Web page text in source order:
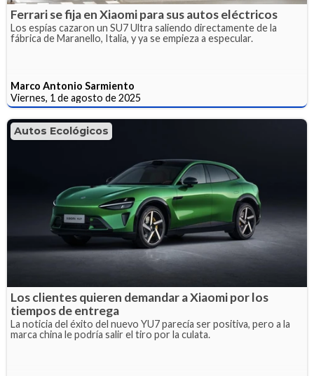
Ferrari se fija en Xiaomi para sus autos eléctricos
Los espías cazaron un SU7 Ultra saliendo directamente de la
fábrica de Maranello, Italia, y ya se empieza a especular.
Marco Antonio Sarmiento
Viernes, 1 de agosto de 2025
Autos Ecológicos
Los clientes quieren demandar a Xiaomi por los
tiempos de entrega
La noticia del éxito del nuevo YU7 parecía ser positiva, pero a la
marca china le podría salir el tiro por la culata.